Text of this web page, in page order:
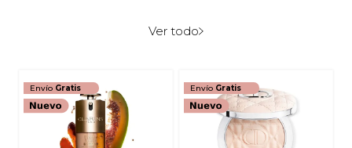
Ver todo
Envío Gratis Envío Gratis